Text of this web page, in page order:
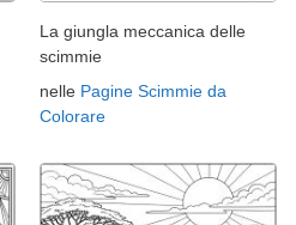
La giungla meccanica delle
scimmie
nelle Pagine Scimmie da
Colorare